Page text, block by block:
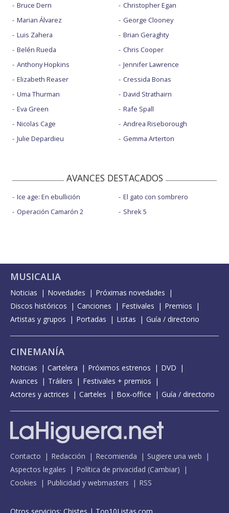
Bruce Dern
Marian Álvarez
Luis Zahera
Belén Rueda
Anthony Hopkins
Elizabeth Reaser
Uma Thurman
Eva Green
Nicolas Cage
Julie Depardieu
Christopher Egan
George Clooney
Brian Geraghty
Chris Cooper
Jennifer Lawrence
Cressida Bonas
David Strathairn
Rafe Spall
Andrea Riseborough
Gemma Arterton
AVANCES DESTACADOS
Ice age: En ebullición
Operación Camarón 2
El gato con sombrero
Shrek 5
MUSICALIA
Noticias Novedades
Próximas novedades
Discos históricos
Canciones Festivales
Premios
Artistas y grupos
Portadas Listas Guía / directorio
CINEMANÍA
Noticias Cartelera Próximos estrenos
DVD
Avances
Tráilers
Festivales + premios
Actores y actrices
Carteles Box-office Guía / directorio
Contacto Redacción Recomienda
Sugiere una web
Aspectos legales
Política de privacidad (Cambiar)
Cookies
Publicidad y webmasters RSS